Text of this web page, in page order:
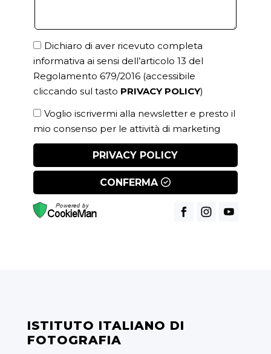
Dichiaro di aver ricevuto completa
informativa ai sensi dell’articolo 13 del
Regolamento 679/2016 (accessibile
cliccando sul tasto PRIVACY POLICY)
Voglio iscrivermi alla newsletter e presto il
mio consenso per le attività di marketing
PRIVACY POLICY
CONFERMA
ISTITUTO ITALIANO DI
FOTOGRAFIA